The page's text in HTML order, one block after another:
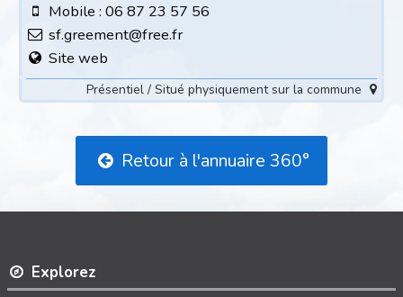
Mobile : 06 87 23 57 56
sf.greement@free.fr
Site web
Présentiel / Situé physiquement sur la commune
Retour à l'annuaire 360°
Explorez